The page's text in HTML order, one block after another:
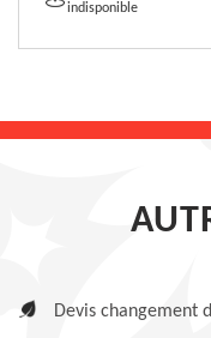
indisponible
Devis changement